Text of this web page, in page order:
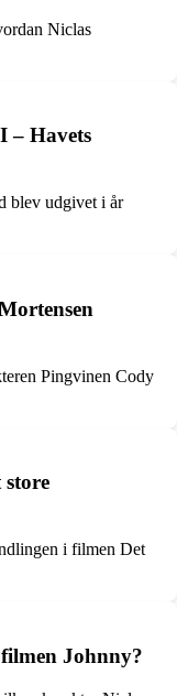
Niclas
– Havets
blev udgivet i år
Pingvinen Cody
i filmen Det
Johnny?